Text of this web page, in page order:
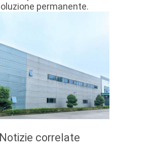
permanente.
Notizie correlate